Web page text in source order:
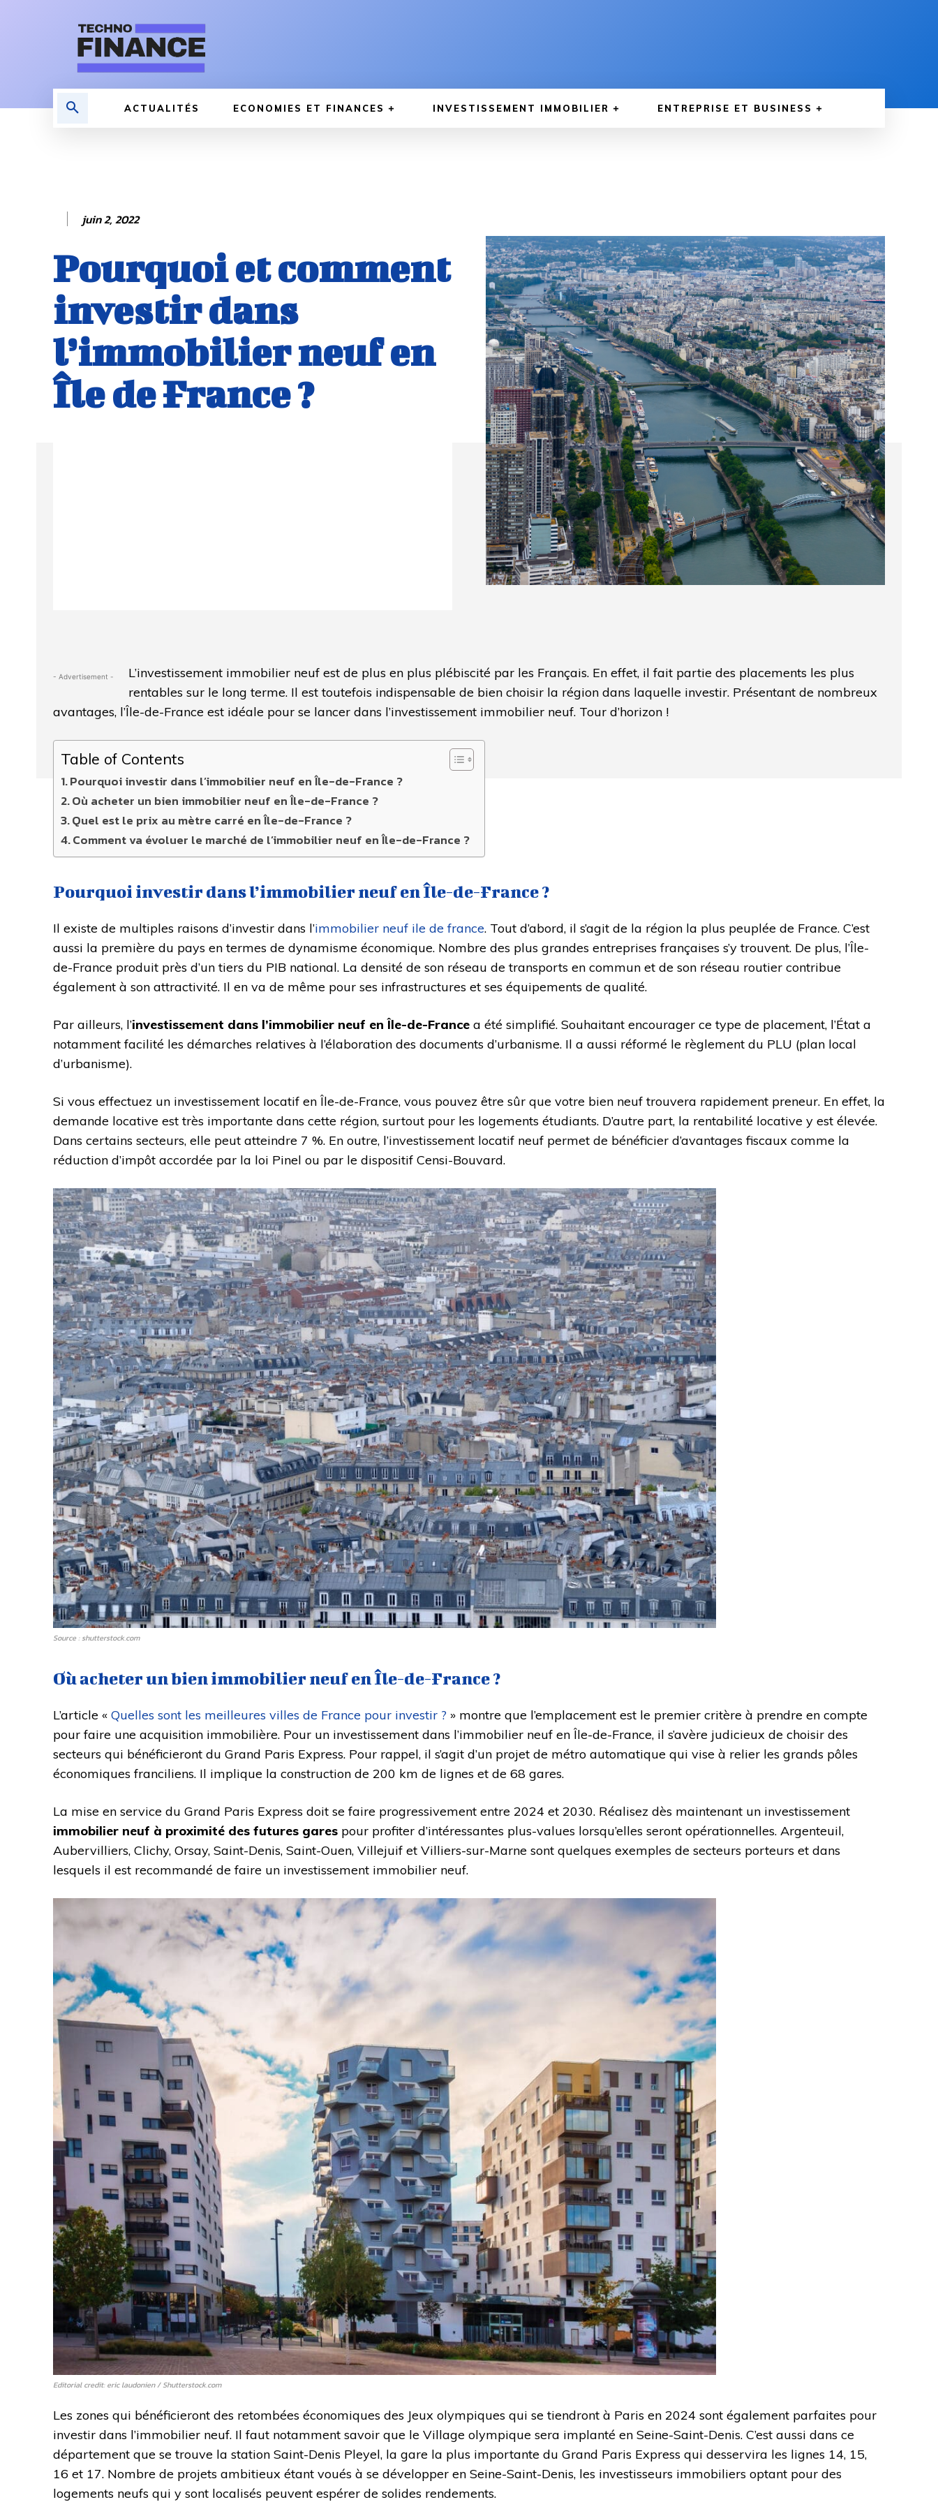
ACTUALITÉS ECONOMIES ET FINANCES INVESTISSEMENT IMMOBILIER ENTREPRISE ET BUSINESS
juin 2, 2022
Pourquoi et comment
investir dans
l’immobilier neuf en
Île de France ?
- Advertisement -
L’investissement immobilier neuf est de plus en plus plébiscité par les Français. En effet, il fait partie des placements les plus
rentables sur le long terme. Il est toutefois indispensable de bien choisir la région dans laquelle investir. Présentant de nombreux
avantages, l’Île-de-France est idéale pour se lancer dans l’investissement immobilier neuf. Tour d’horizon !
Table of Contents
Pourquoi investir dans l’immobilier neuf en Île-de-France ?
Où acheter un bien immobilier neuf en Île-de-France ?
Quel est le prix au mètre carré en Île-de-France ?
Comment va évoluer le marché de l’immobilier neuf en Île-de-France ?
Pourquoi investir dans l’immobilier neuf en Île-de-France ?
Il existe de multiples raisons d’investir dans l’immobilier neuf ile de france. Tout d’abord, il s’agit de la région la plus peuplée de France. C’est
aussi la première du pays en termes de dynamisme économique. Nombre des plus grandes entreprises françaises s’y trouvent. De plus, l’Île-
de-France produit près d’un tiers du PIB national. La densité de son réseau de transports en commun et de son réseau routier contribue
également à son attractivité. Il en va de même pour ses infrastructures et ses équipements de qualité.
Par ailleurs, l’investissement dans l’immobilier neuf en Île-de-France a été simplifié. Souhaitant encourager ce type de placement, l’État a
notamment facilité les démarches relatives à l’élaboration des documents d’urbanisme. Il a aussi réformé le règlement du PLU (plan local
d’urbanisme).
Si vous effectuez un investissement locatif en Île-de-France, vous pouvez être sûr que votre bien neuf trouvera rapidement preneur. En effet, la
demande locative est très importante dans cette région, surtout pour les logements étudiants. D’autre part, la rentabilité locative y est élevée.
Dans certains secteurs, elle peut atteindre 7 %. En outre, l’investissement locatif neuf permet de bénéficier d’avantages fiscaux comme la
réduction d’impôt accordée par la loi Pinel ou par le dispositif Censi-Bouvard.
Source : shutterstock.com
Où acheter un bien immobilier neuf en Île-de-France ?
L’article « Quelles sont les meilleures villes de France pour investir ? » montre que l’emplacement est le premier critère à prendre en compte
pour faire une acquisition immobilière. Pour un investissement dans l’immobilier neuf en Île-de-France, il s’avère judicieux de choisir des
secteurs qui bénéficieront du Grand Paris Express. Pour rappel, il s’agit d’un projet de métro automatique qui vise à relier les grands pôles
économiques franciliens. Il implique la construction de 200 km de lignes et de 68 gares.
La mise en service du Grand Paris Express doit se faire progressivement entre 2024 et 2030. Réalisez dès maintenant un investissement
immobilier neuf à proximité des futures gares pour profiter d’intéressantes plus-values lorsqu’elles seront opérationnelles. Argenteuil,
Aubervilliers, Clichy, Orsay, Saint-Denis, Saint-Ouen, Villejuif et Villiers-sur-Marne sont quelques exemples de secteurs porteurs et dans
lesquels il est recommandé de faire un investissement immobilier neuf.
Editorial credit: eric laudonien / Shutterstock.com
Les zones qui bénéficieront des retombées économiques des Jeux olympiques qui se tiendront à Paris en 2024 sont également parfaites pour
investir dans l’immobilier neuf. Il faut notamment savoir que le Village olympique sera implanté en Seine-Saint-Denis. C’est aussi dans ce
département que se trouve la station Saint-Denis Pleyel, la gare la plus importante du Grand Paris Express qui desservira les lignes 14, 15,
16 et 17. Nombre de projets ambitieux étant voués à se développer en Seine-Saint-Denis, les investisseurs immobiliers optant pour des
logements neufs qui y sont localisés peuvent espérer de solides rendements.